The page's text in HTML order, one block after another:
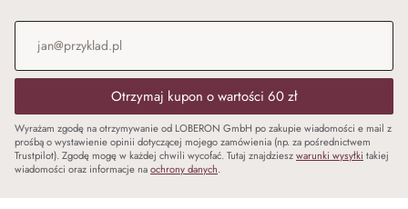
Adres e-mail*
Otrzymaj kupon o wartości 60 zł
Wyrażam zgodę na otrzymywanie od LOBERON GmbH po zakupie wiadomości e mail z
prośbą o wystawienie opinii dotyczącej mojego zamówienia (np. za pośrednictwem
Trustpilot). Zgodę mogę w każdej chwili wycofać. Tutaj znajdzieszwarunki wysyłki takiej
wiadomości oraz informacje naochrony danych.